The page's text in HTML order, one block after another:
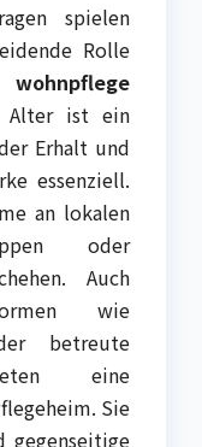
spielen
Rolle
wohnpflege
Alter ist ein
Erhalt und
essenziell.
an lokalen
oder
Auch
wie
betreute
eine
Sie
gegenseitige